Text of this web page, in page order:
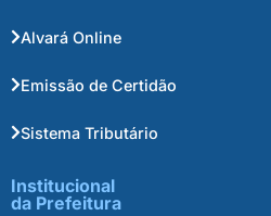
Alvará Online
Emissão de Certidão
Sistema Tributário
Institucional
da Prefeitura